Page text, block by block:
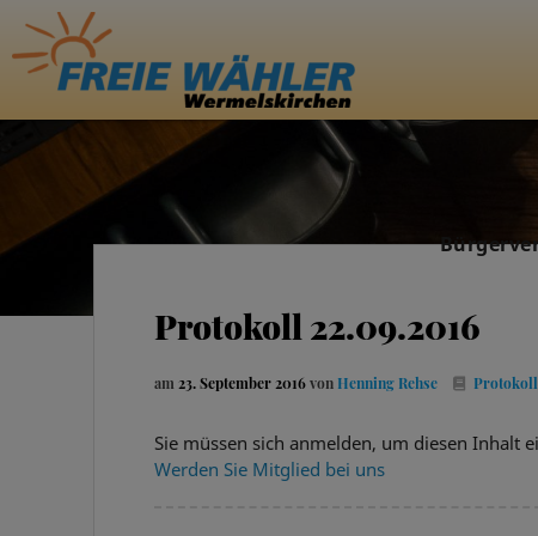
Protokoll 22.09.2016
am 23. September 2016von Henning Rehse
Sie müssen sich anmelden, um diesen Inhalt
Werden Sie Mitglied bei uns